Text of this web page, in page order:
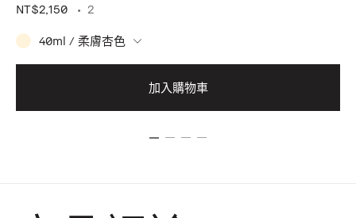
NT$2,150 2
40ml / 柔膚杏色
加入購物車